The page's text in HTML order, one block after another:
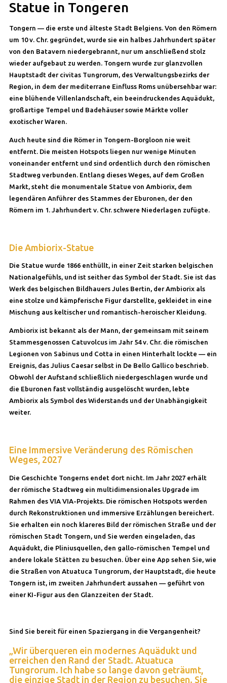
Statue in Tongeren
Tongern — die erste und älteste Stadt Belgiens. Von den Römern
um 10 v. Chr. gegründet, wurde sie ein halbes Jahrhundert später
von den Batavern niedergebrannt, nur um anschließend stolz
wieder aufgebaut zu werden. Tongern wurde zur glanzvollen
Hauptstadt der civitas Tungrorum, des Verwaltungsbezirks der
Region, in dem der mediterrane Einfluss Roms unübersehbar war:
eine blühende Villenlandschaft, ein beeindruckendes Aquädukt,
großartige Tempel und Badehäuser sowie Märkte voller
exotischer Waren.
Auch heute sind die Römer in Tongern-Borgloon nie weit
entfernt. Die meisten Hotspots liegen nur wenige Minuten
voneinander entfernt und sind ordentlich durch den römischen
Stadtweg verbunden. Entlang dieses Weges, auf dem Großen
Markt, steht die monumentale Statue von Ambiorix, dem
legendären Anführer des Stammes der Eburonen, der den
Römern im 1. Jahrhundert v. Chr. schwere Niederlagen zufügte.
Die Ambiorix-Statue
Die Statue wurde 1866 enthüllt, in einer Zeit starken belgischen
Nationalgefühls, und ist seither das Symbol der Stadt. Sie ist das
Werk des belgischen Bildhauers Jules Bertin, der Ambiorix als
eine stolze und kämpferische Figur darstellte, gekleidet in eine
Mischung aus keltischer und romantisch-heroischer Kleidung.
Ambiorix ist bekannt als der Mann, der gemeinsam mit seinem
Stammesgenossen Catuvolcus im Jahr 54 v. Chr. die römischen
Legionen von Sabinus und Cotta in einen Hinterhalt lockte — ein
Ereignis, das Julius Caesar selbst in De Bello Gallico beschrieb.
Obwohl der Aufstand schließlich niedergeschlagen wurde und
die Eburonen fast vollständig ausgelöscht wurden, lebte
Ambiorix als Symbol des Widerstands und der Unabhängigkeit
weiter.
Eine Immersive Veränderung des Römischen
Weges, 2027
Die Geschichte Tongerns endet dort nicht. Im Jahr 2027 erhält
der römische Stadtweg ein multidimensionales Upgrade im
Rahmen des VIA VIA-Projekts. Die römischen Hotspots werden
durch Rekonstruktionen und immersive Erzählungen bereichert.
Sie erhalten ein noch klareres Bild der römischen Straße und der
römischen Stadt Tongern, und Sie werden eingeladen, das
Aquädukt, die Pliniusquellen, den gallo-römischen Tempel und
andere lokale Stätten zu besuchen. Über eine App sehen Sie, wie
die Straßen von Atuatuca Tungrorum, der Hauptstadt, die heute
Tongern ist, im zweiten Jahrhundert aussahen — geführt von
einer KI-Figur aus den Glanzzeiten der Stadt.
Sind Sie bereit für einen Spaziergang in die Vergangenheit?
„Wir überqueren ein modernes Aquädukt und
erreichen den Rand der Stadt. Atuatuca
Tungrorum. Ich habe so lange davon geträumt,
die einzige Stadt in der Region zu besuchen. Sie